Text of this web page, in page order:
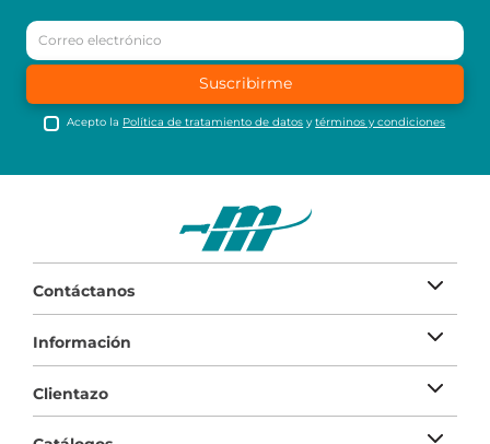
Suscribirme
Acepto la Política de tratamiento de datos ytérminos y condiciones
Contáctanos
Información
Clientazo